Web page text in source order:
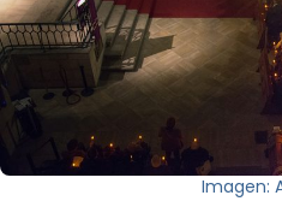
Imagen: